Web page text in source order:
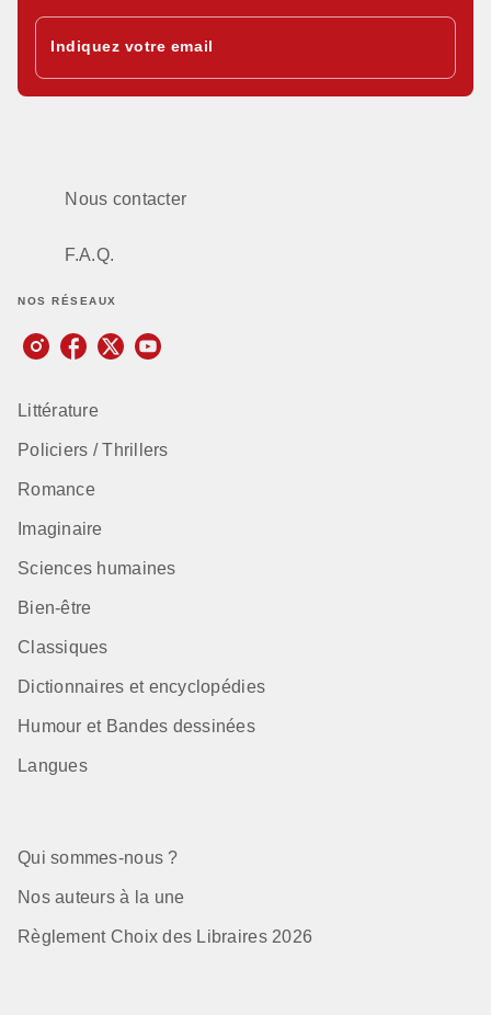
Indiquez votre email
Nous contacter
F.A.Q.
NOS RÉSEAUX
Littérature
Policiers / Thrillers
Romance
Imaginaire
Sciences humaines
Bien-être
Classiques
Dictionnaires et encyclopédies
Humour et Bandes dessinées
Langues
Qui sommes-nous ?
Nos auteurs à la une
Règlement Choix des Libraires 2026